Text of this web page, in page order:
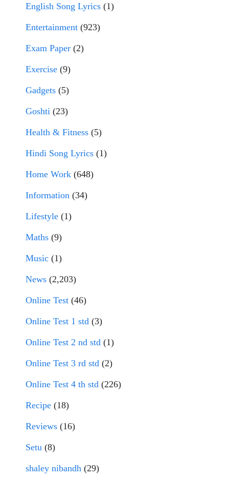
English Song Lyrics (1)
Entertainment (923)
Exam Paper (2)
Exercise (9)
Gadgets (5)
Goshti (23)
Health & Fitness (5)
Hindi Song Lyrics (1)
Home Work (648)
Information (34)
Lifestyle (1)
Maths (9)
Music (1)
News (2,203)
Online Test (46)
Online Test 1 std (3)
Online Test 2 nd std (1)
Online Test 3 rd std (2)
Online Test 4 th std (226)
Recipe (18)
Reviews (16)
Setu (8)
shaley nibandh (29)